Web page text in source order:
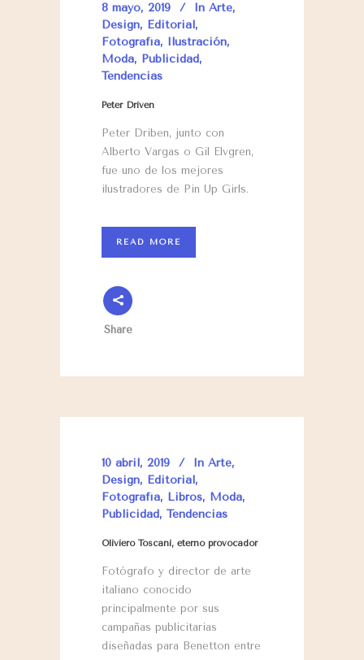
8 mayo, 2019 In Arte,
Design, Editorial,
Fotografía, Ilustración,
Moda, Publicidad,
Tendencias
Peter Driven
Peter Driben, junto con
Alberto Vargas o Gil Elvgren,
fue uno de los mejores
ilustradores de Pin Up Girls.
READ MORE
Share
10 abril, 2019 In Arte,
Design, Editorial,
Fotografía, Libros, Moda,
Publicidad, Tendencias
Oliviero Toscani, eterno provocador
Fotógrafo y director de arte
italiano conocido
principalmente por sus
campañas publicitarias
diseñadas para Benetton entre